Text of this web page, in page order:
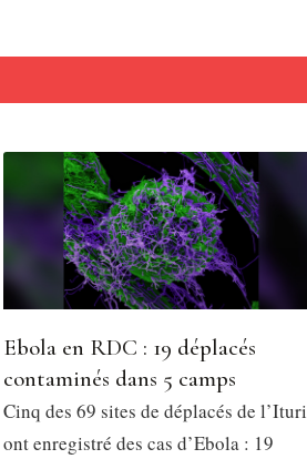
Ebola en RDC : 19 déplacés
contaminés dans 5 camps
Cinq des 69 sites de déplacés de l’Ituri
ont enregistré des cas d’Ebola : 19